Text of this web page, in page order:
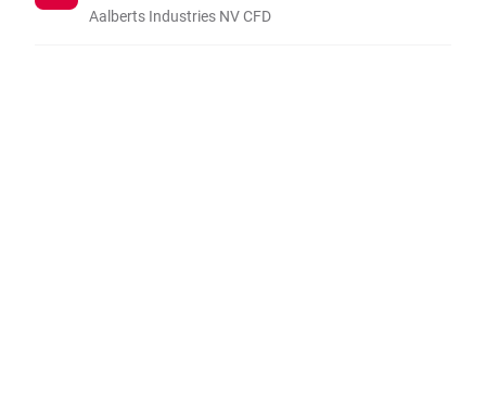
Aalberts Industries NV CFD